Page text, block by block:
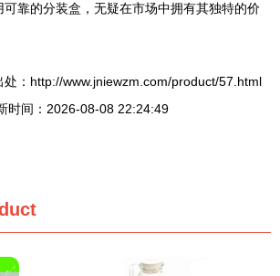
靠的分装盒，无疑在市场中拥有其独特的价
处：http://www.jniewzm.com/product/57.html
时间：2026-08-08 22:24:49